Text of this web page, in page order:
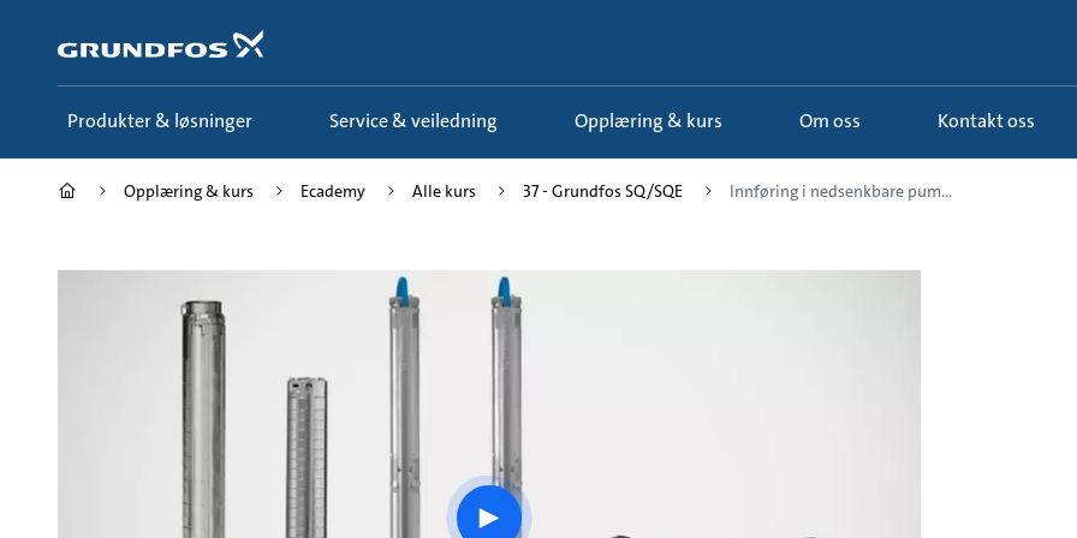
hovedinnhold
Produkter & løsninger Service & veiledning Opplæring & kurs Om oss Kontakt oss
Opplæring & kurs Ecademy Alle kurs 37 - Grundfos SQ/SQE Innføring i nedsenkbare pum...
Play